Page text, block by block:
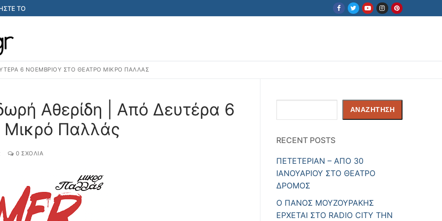
ΤΟ
6 ΝΟΕΜΒΡΊΟΥ ΣΤΟ ΘΈΑΤΡΟ ΜΙΚΡΌ ΠΑΛΛΆΣ
Αθερίδη | Aπό Δευτέρα 6
Μικρό Παλλάς
0 ΣΧΌΛΙΑ
ΑΝΑΖΉΤΗΣΗ
RECENT POSTS
ΠΕΤΕΤΕΡΙΑΝ – ΑΠΟ 30
ΙΑΝΟΥΑΡΙΟΥ ΣΤΟ ΘΕΑΤΡΟ
ΔΡΟΜΟΣ
Ο ΠΑΝΟΣ ΜΟΥΖΟΥΡΑΚΗΣ
ΕΡΧΕΤΑΙ ΣΤΟ RADIO CITY ΤΗΝ